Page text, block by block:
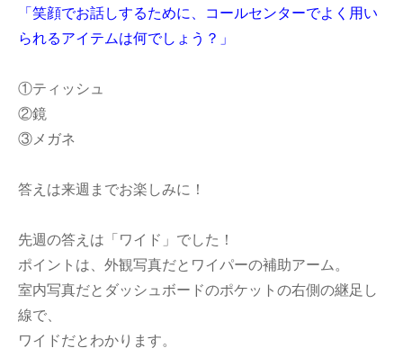
「笑顔でお話しするために、コールセンターでよく用い
られるアイテムは何でしょう？ 」
①ティッシュ
②鏡
③メガネ
答えは来週までお楽しみに！
先週の答えは「ワイド」でした！
ポイントは、外観写真だとワイパーの補助アーム。
室内写真だとダッシュボードのポケットの右側の継足し
線で、
ワイドだとわかります。